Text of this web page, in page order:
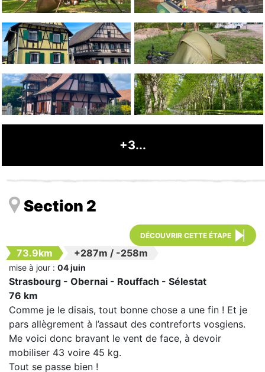
+3...
Section 2
DÉCOUVRIR CETTE ÉTAPE
73.9km +287m / -258m
mise à jour : 04 juin
Strasbourg - Obernai - Rouffach - Sélestat
76 km
Comme je le disais, tout bonne chose a une fin ! Et je
pars allègrement à l’assaut des contreforts vosgiens.
Me voici donc bravant le vent de face, à devoir
mobiliser 43 voire 45 kg.
Tout se passe bien !